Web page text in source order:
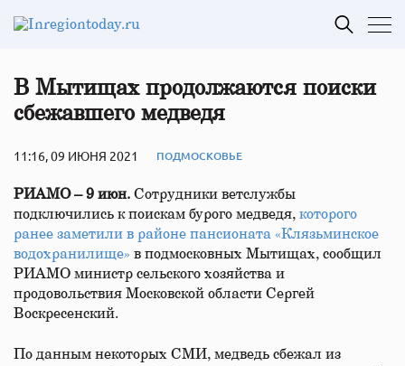
В Мытищах продолжаются поиски
сбежавшего медведя
11:16, 09 ИЮНЯ 2021 ПОДМОСКОВЬЕ
РИАМО – 9 июн. Сотрудники ветслужбы
подключились к поискам бурого медведя, которого
ранее заметили в районе пансионата «Клязьминское
водохранилище» в подмосковных Мытищах, сообщил
РИАМО министр сельского хозяйства и
продовольствия Московской области Сергей
Воскресенский.
По данным некоторых СМИ, медведь сбежал из